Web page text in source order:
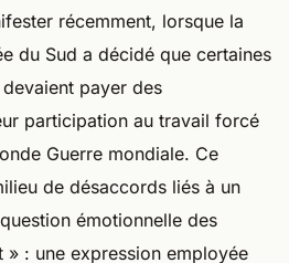
récemment, lorsque la
du Sud a décidé que certaines
payer des
participation au travail forcé
Guerre mondiale. Ce
de désaccords liés à un
émotionnelle des
: une expression employée